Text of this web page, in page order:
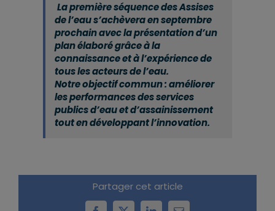
La première séquence des Assises
de l’eau s’achèvera en septembre
prochain avec la présentation d’un
plan élaboré grâce à la
connaissance et à l’expérience de
tous les acteurs de l’eau.
Notre objectif commun : améliorer
les performances des services
publics d’eau et d’assainissement
tout en développant l’innovation.
Partager cet article